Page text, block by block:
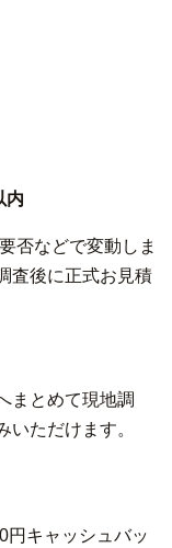
内
否などで変動しま
査後に正式お見積
まとめて現地調
ただけます。